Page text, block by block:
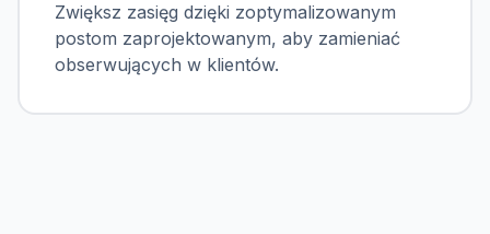
Zwiększ zasięg dzięki zoptymalizowanym
postom zaprojektowanym, aby zamieniać
obserwujących w klientów.